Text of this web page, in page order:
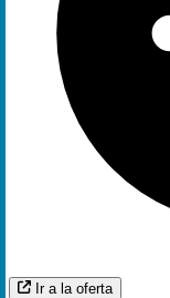
Ir a la oferta